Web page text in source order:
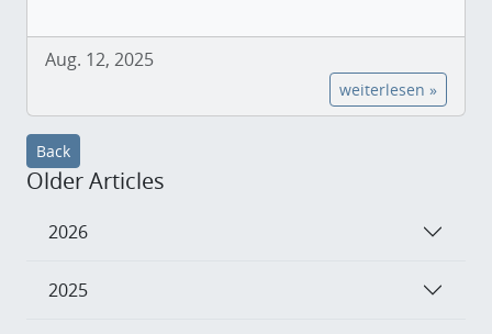
Aug. 12, 2025
weiterlesen »
Back
Older Articles
2026
2025